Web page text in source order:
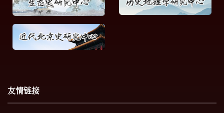
友情链接